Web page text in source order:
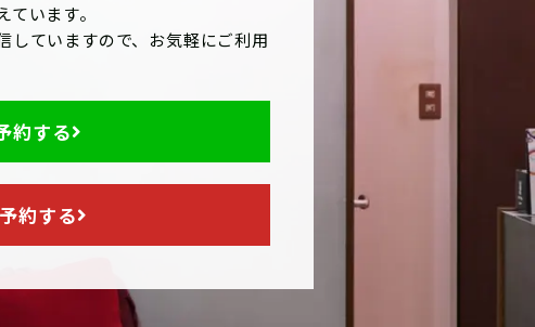
います。
していますので、お気軽にご利用
約する
約する